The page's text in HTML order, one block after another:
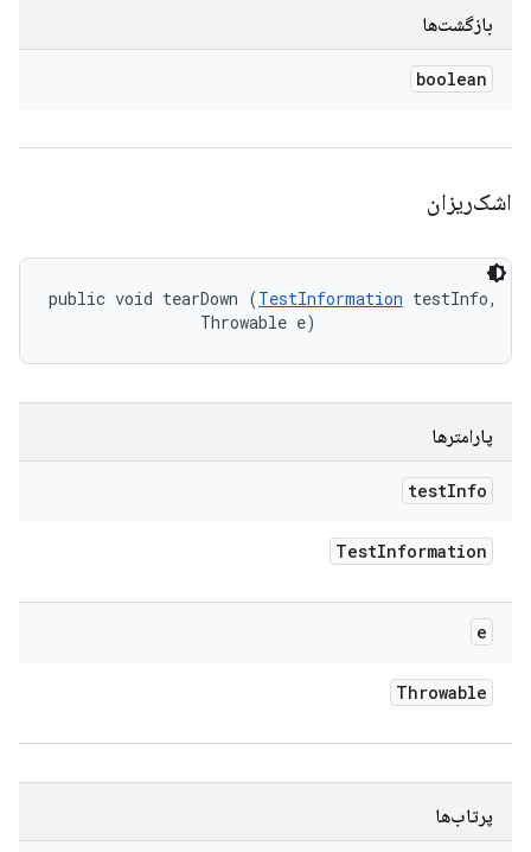
بازگشت‌ها
boolean
اشک‌ریزان
public void tearDown (TestInformation testInfo,
                Throwable e)
پارامترها
testInfo
TestInformation
e
Throwable
پرتاب‌ها